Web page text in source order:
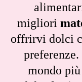
migliori
offrirvi dolci
mondo